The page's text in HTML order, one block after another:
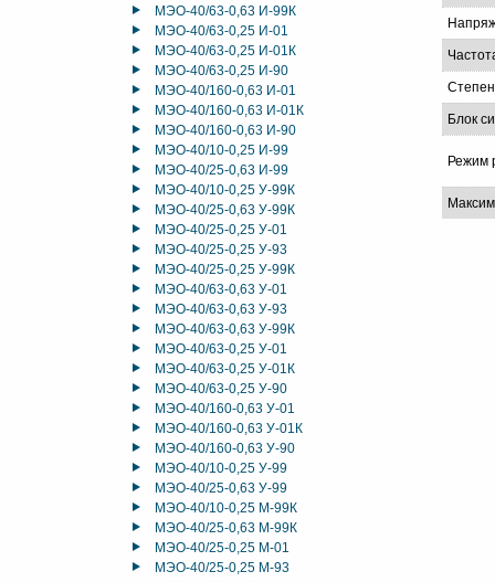
МЭО-40/63-0,63 И-99К
МЭО-40/63-0,25 И-01
МЭО-40/63-0,25 И-01К
МЭО-40/63-0,25 И-90
МЭО-40/160-0,63 И-01
МЭО-40/160-0,63 И-01К
МЭО-40/160-0,63 И-90
МЭО-40/10-0,25 И-99
МЭО-40/25-0,63 И-99
МЭО-40/10-0,25 У-99К
МЭО-40/25-0,63 У-99К
МЭО-40/25-0,25 У-01
МЭО-40/25-0,25 У-93
МЭО-40/25-0,25 У-99К
МЭО-40/63-0,63 У-01
МЭО-40/63-0,63 У-93
МЭО-40/63-0,63 У-99К
МЭО-40/63-0,25 У-01
МЭО-40/63-0,25 У-01К
МЭО-40/63-0,25 У-90
МЭО-40/160-0,63 У-01
МЭО-40/160-0,63 У-01К
МЭО-40/160-0,63 У-90
МЭО-40/10-0,25 У-99
МЭО-40/25-0,63 У-99
МЭО-40/10-0,25 М-99К
МЭО-40/25-0,63 М-99К
МЭО-40/25-0,25 М-01
МЭО-40/25-0,25 М-93
Блок
Режим